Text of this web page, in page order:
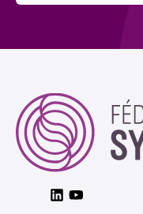
LinkedinYoutube